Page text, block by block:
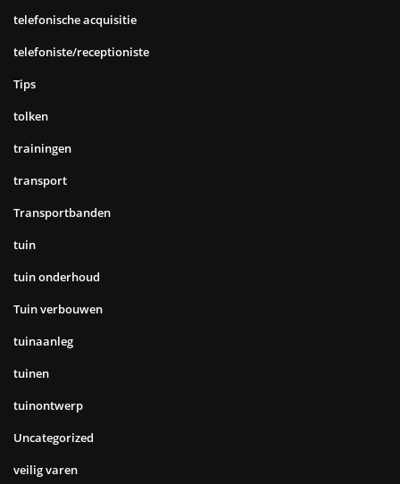
telefonische acquisitie
telefoniste/receptioniste
Tips
tolken
trainingen
transport
Transportbanden
tuin
tuin onderhoud
Tuin verbouwen
tuinaanleg
tuinen
tuinontwerp
Uncategorized
veilig varen